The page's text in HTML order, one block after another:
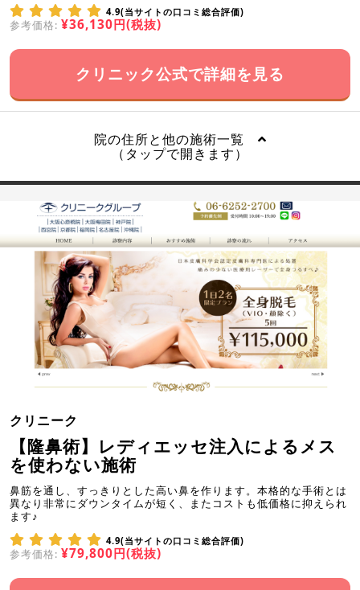
4.9(当サイトの口コミ総合評価)
参考価格: ¥36,130円(税抜)
クリニック公式で詳細を見る
院の住所と他の施術一覧
（タップで開きます）
クリニーク
【隆鼻術】レディエッセ注入によるメス
を使わない施術
鼻筋を通し、すっきりとした高い鼻を作ります。本格的な手術とは
異なり非常にダウンタイムが短く、またコストも低価格に抑えられ
ます♪
4.9(当サイトの口コミ総合評価)
参考価格: ¥79,800円(税抜)